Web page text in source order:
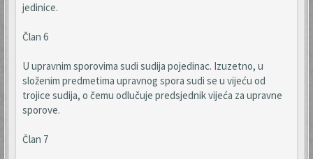
jedinice.
Član 6
U upravnim sporovima sudi sudija pojedinac. Izuzetno, u
složenim predmetima upravnog spora sudi se u vijeću od
trojice sudija, o čemu odlučuje predsjednik vijeća za upravne
sporove.
Član 7